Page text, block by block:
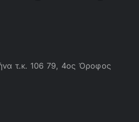
τ.κ. 106 79, 4ος Όροφος